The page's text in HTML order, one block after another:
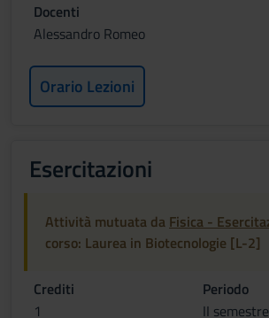
Docenti
Alessandro Romeo
Orario Lezioni
Esercitazioni
Attività mutuata da Fisica -
corso: Laurea in Biotecnologie [L-2]
Crediti
1
Periodo
II semestre